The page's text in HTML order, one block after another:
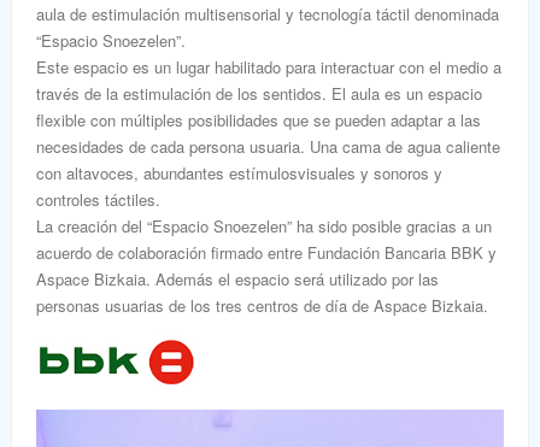
aula de estimulación multisensorial y tecnología táctil denominada
“Espacio Snoezelen”.
Este espacio es un lugar habilitado para interactuar con el medio a
través de la estimulación de los sentidos. El aula es un espacio
flexible con múltiples posibilidades que se pueden adaptar a las
necesidades de cada persona usuaria. Una cama de agua caliente
con altavoces, abundantes estímulosvisuales y sonoros y
controles táctiles.
La creación del “Espacio Snoezelen” ha sido posible gracias a un
acuerdo de colaboración firmado entre Fundación Bancaria BBK y
Aspace Bizkaia. Además el espacio será utilizado por las
personas usuarias de los tres centros de día de Aspace Bizkaia.